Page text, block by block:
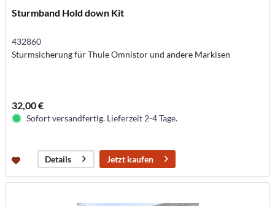
Sturmband Hold down Kit
432860
Sturmsicherung für Thule Omnistor und andere Markisen
32,00 €
Sofort versandfertig. Lieferzeit 2-4 Tage.
Details Jetzt kaufen